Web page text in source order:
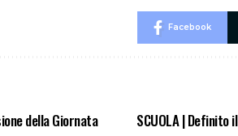
Facebook
della Giornata
SCUOLA |